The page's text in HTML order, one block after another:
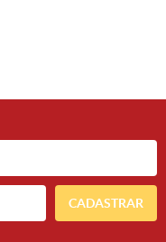
CADASTRAR